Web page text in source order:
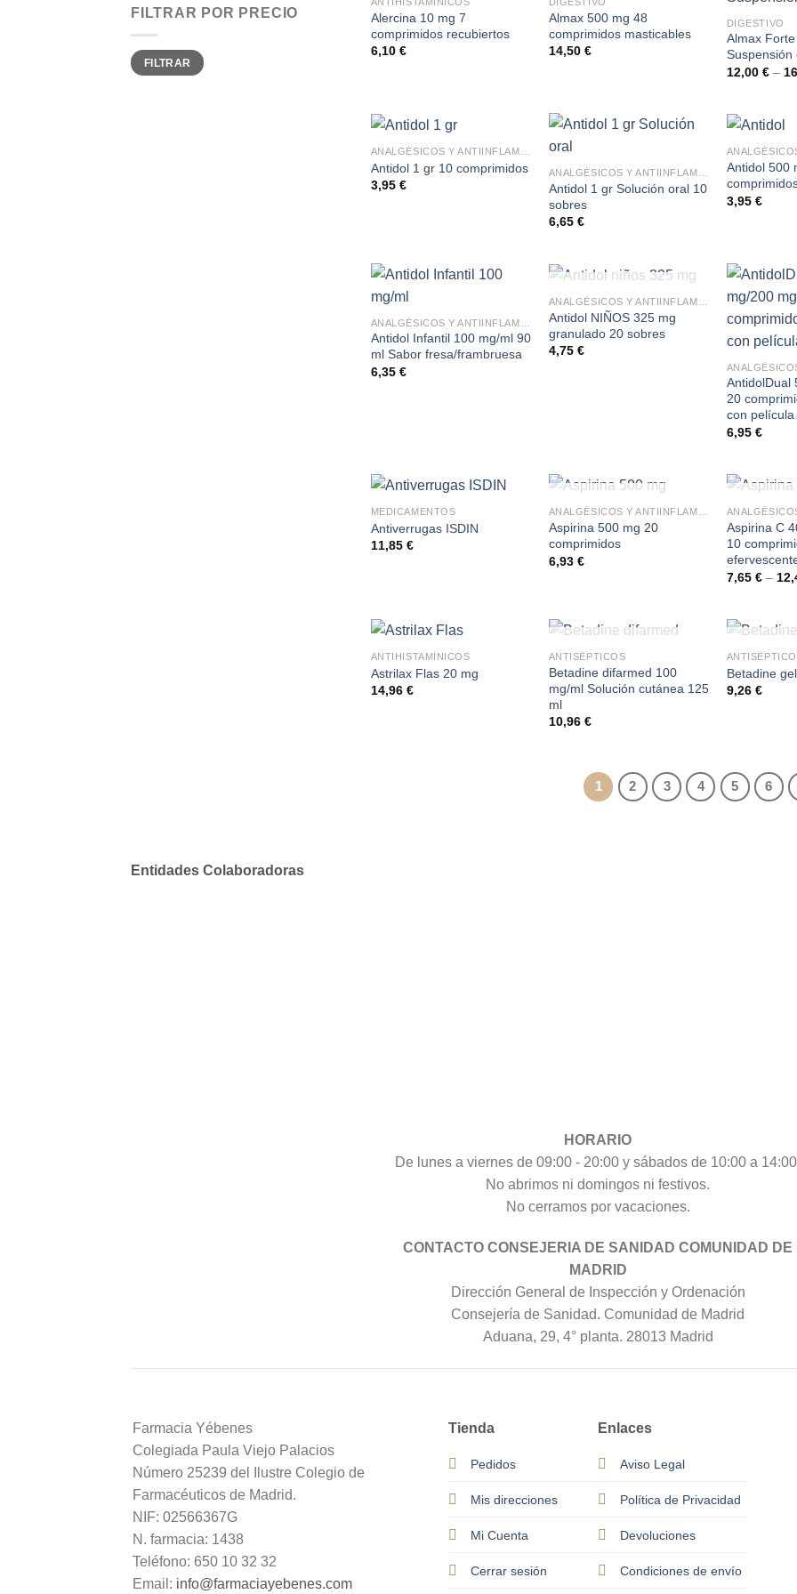
FILTRAR POR PRECIO
Precio
mínimo
Precio
máximo
FILTRAR
Alercina 10 mg 7
comprimidos recubiertos
6,10 €
Almax 500 mg 48
comprimidos masticables
14,50 €
DIGESTIVO
Almax
Suspensión
12,00 €–
Antidol 1 gr 10 comprimidos
3,95 €
Antidol 1 gr Solución oral 10
sobres
6,65 €
Antidol 500
3,95 €
Antidol Infantil 100 mg/ml 90
ml Sabor fresa/frambruesa
6,35 €
SIN EXISTENCIAS
Antidol NIÑOS 325 mg
granulado 20 sobres
4,75 €
AntidolDual
20
con película
6,95 €
MEDICAMENTOS
Antiverrugas ISDIN
11,85 €
SIN EXISTENCIAS
Aspirina 500 mg 20
comprimidos
6,93 €
SIN
Aspirina C
10
7,65 €–
ANTIHISTAMÍNICOS
Astrilax Flas 20 mg
14,96 €
SIN EXISTENCIAS
ANTISÉPTICOS
Betadine difarmed 100
mg/ml Solución cutánea 125
ml
10,96 €
SIN
Betadine
9,26 €
1 2 3 4 5 6
Entidades Colaboradoras
HORARIO
De lunes a viernes de 09:00 - 20:00 y sábados de 10:00 a
No abrimos ni domingos ni festivos.
No cerramos por vacaciones.
CONTACTO CONSEJERIA DE SANIDAD COMUNIDAD DE
MADRID
Dirección General de Inspección y Ordenación
Consejería de Sanidad. Comunidad de Madrid
Aduana, 29, 4° planta. 28013 Madrid
Farmacia Yébenes
Colegiada Paula Viejo Palacios
Número 25239 del Ilustre Colegio de
Farmacéuticos de Madrid.
NIF: 02566367G
N. farmacia: 1438
Teléfono: 650 10 32 32
Email: info@farmaciayebenes.com
Tienda
Pedidos
Mis direcciones
Mi Cuenta
Cerrar sesión
Enlaces
Aviso Legal
Política de Privacidad
Devoluciones
Condiciones de envío